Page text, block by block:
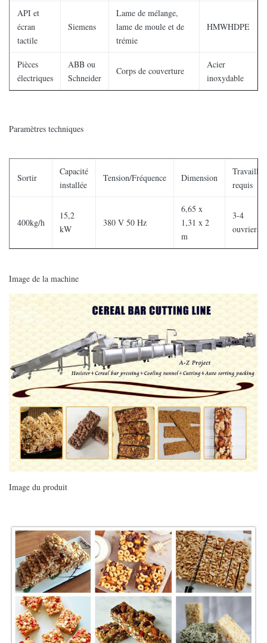
API et
écran
tactile
Siemens
Lame de mélange,
lame de moule et de
trémie
HMWHDPE
Pièces
électriques
ABB ou
Schneider
Corps de couverture
Acier
inoxydable
Paramètres techniques
Sortir
Capacité
installée
Tension/Fréquence Dimension
requis
400kg/h
15,2
kW
380 V 50 Hz
6,65 x
1,31 x 2
m
3-4
ouvriers
Image de la machine
Image du produit